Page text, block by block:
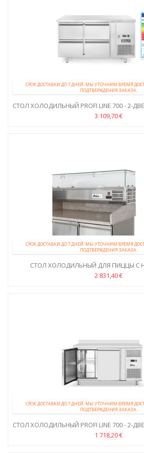
СРОК ДОСТАВКИ ДО 7 ДНЕЙ. МЫ УТОЧНИМ ВРЕМЯ
ПОДТВЕРЖДЕНИЯ ЗАКАЗА.
СТОЛ ХОЛОДИЛЬНЫЙ PROFI LINE 700 - 2-
3 109,70 €
СРОК ДОСТАВКИ ДО 7 ДНЕЙ. МЫ УТОЧНИМ ВРЕМЯ
ПОДТВЕРЖДЕНИЯ ЗАКАЗА.
СТОЛ ХОЛОДИЛЬНЫЙ ДЛЯ ПИЦЦЫ С
ГРАНИТНОЙ...
2 831,40 €
СРОК ДОСТАВКИ ДО 7 ДНЕЙ. МЫ УТОЧНИМ ВРЕМЯ
ПОДТВЕРЖДЕНИЯ ЗАКАЗА.
СТОЛ ХОЛОДИЛЬНЫЙ PROFI LINE 700 - 2-
1 718,20 €